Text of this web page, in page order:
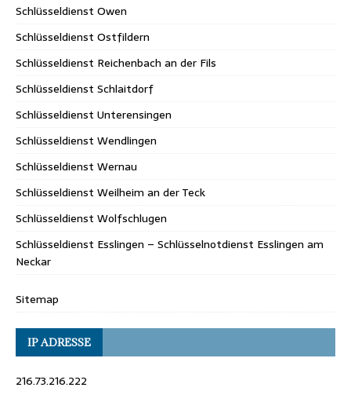
Schlüsseldienst Owen
Schlüsseldienst Ostfildern
Schlüsseldienst Reichenbach an der Fils
Schlüsseldienst Schlaitdorf
Schlüsseldienst Unterensingen
Schlüsseldienst Wendlingen
Schlüsseldienst Wernau
Schlüsseldienst Weilheim an der Teck
Schlüsseldienst Wolfschlugen
Schlüsseldienst Esslingen – Schlüsselnotdienst Esslingen am
Neckar
Sitemap
IP ADRESSE
216.73.216.222